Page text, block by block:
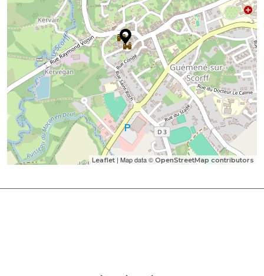
Leaflet | Map data © OpenStreetMap contributors